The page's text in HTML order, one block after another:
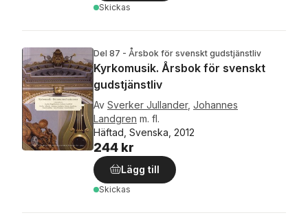
Skickas
Del 87 - Årsbok för svenskt gudstjänstliv
Kyrkomusik. Årsbok för svenskt
gudstjänstliv
Av Sverker Jullander, Johannes
Landgren m. fl.
Häftad, Svenska, 2012
244 kr
Lägg till
Skickas